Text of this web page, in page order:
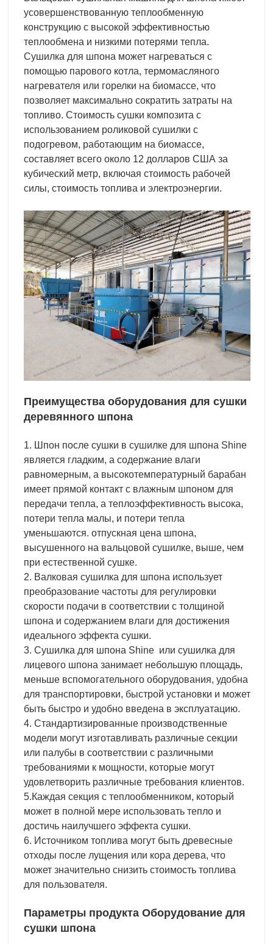
усовершенствованную теплообменную
конструкцию с высокой эффективностью
теплообмена и низкими потерями тепла.
Сушилка для шпона может нагреваться с
помощью парового котла, термомасляного
нагревателя или горелки на биомассе, что
позволяет максимально сократить затраты на
топливо. Стоимость сушки композита с
использованием роликовой сушилки с
подогревом, работающим на биомассе,
составляет всего около 12 долларов США за
кубический метр, включая стоимость рабочей
силы, стоимость топлива и электроэнергии.
Преимущества оборудования для сушки
деревянного шпона
1. Шпон после сушки в сушилке для шпона Shine
является гладким, а содержание влаги
равномерным, а высокотемпературный барабан
имеет прямой контакт с влажным шпоном для
передачи тепла, а теплоэффективность высока,
потери тепла малы, и потери тепла
уменьшаются. отпускная цена шпона,
высушенного на вальцовой сушилке, выше, чем
при естественной сушке.
2. Валковая сушилка для шпона использует
преобразование частоты для регулировки
скорости подачи в соответствии с толщиной
шпона и содержанием влаги для достижения
идеального эффекта сушки.
3. Сушилка для шпона Shine или сушилка для
лицевого шпона занимает небольшую площадь,
меньше вспомогательного оборудования, удобна
для транспортировки, быстрой установки и может
быть быстро и удобно введена в эксплуатацию.
4. Стандартизированные производственные
модели могут изготавливать различные секции
или палубы в соответствии с различными
требованиями к мощности, которые могут
удовлетворить различные требования клиентов.
5.Каждая секция с теплообменником, который
может в полной мере использовать тепло и
достичь наилучшего эффекта сушки.
6. Источником топлива могут быть древесные
отходы после лущения или кора дерева, что
может значительно снизить стоимость топлива
для пользователя.
Параметры продукта Оборудование для
сушки шпона